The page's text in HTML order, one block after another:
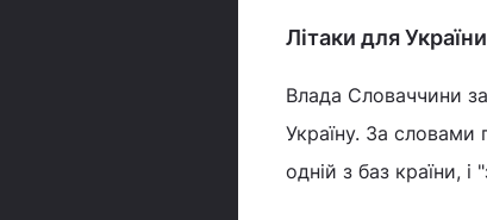
Літаки для
Влада Словаччини
Україну. За словами
одній з баз країни, і